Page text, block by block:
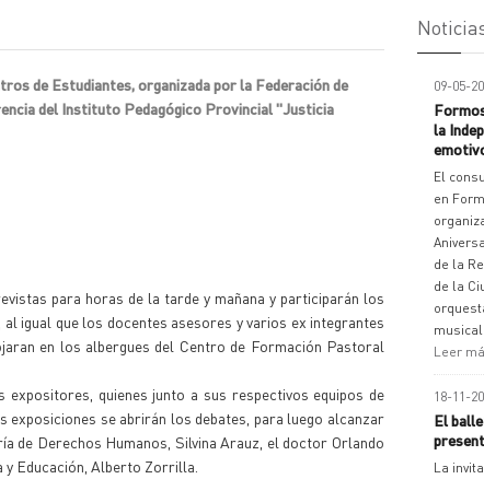
de Estudiantes, organizada por la Federación de
del Instituto Pedagógico Provincial "Justicia
para horas de la tarde y mañana y participarán los
igual que los docentes asesores y varios ex integrantes
en los albergues del Centro de Formación Pastoral
quienes junto a sus respectivos equipos de
se abrirán los debates, para luego alcanzar
de Derechos Humanos, Silvina Arauz, el doctor Orlando
Educación, Alberto Zorrilla.
09-05-
la
El
en
de la
de la
Leer
18-11-
El
La